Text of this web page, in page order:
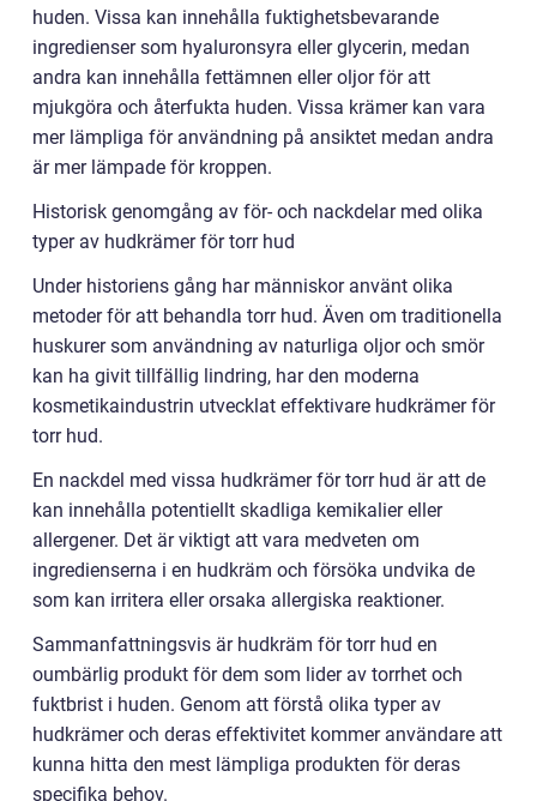
huden. Vissa kan innehålla fuktighetsbevarande
ingredienser som hyaluronsyra eller glycerin, medan
andra kan innehålla fettämnen eller oljor för att
mjukgöra och återfukta huden. Vissa krämer kan vara
mer lämpliga för användning på ansiktet medan andra
är mer lämpade för kroppen.
Historisk genomgång av för- och nackdelar med olika
typer av hudkrämer för torr hud
Under historiens gång har människor använt olika
metoder för att behandla torr hud. Även om traditionella
huskurer som användning av naturliga oljor och smör
kan ha givit tillfällig lindring, har den moderna
kosmetikaindustrin utvecklat effektivare hudkrämer för
torr hud.
En nackdel med vissa hudkrämer för torr hud är att de
kan innehålla potentiellt skadliga kemikalier eller
allergener. Det är viktigt att vara medveten om
ingredienserna i en hudkräm och försöka undvika de
som kan irritera eller orsaka allergiska reaktioner.
Sammanfattningsvis är hudkräm för torr hud en
oumbärlig produkt för dem som lider av torrhet och
fuktbrist i huden. Genom att förstå olika typer av
hudkrämer och deras effektivitet kommer användare att
kunna hitta den mest lämpliga produkten för deras
specifika behov.